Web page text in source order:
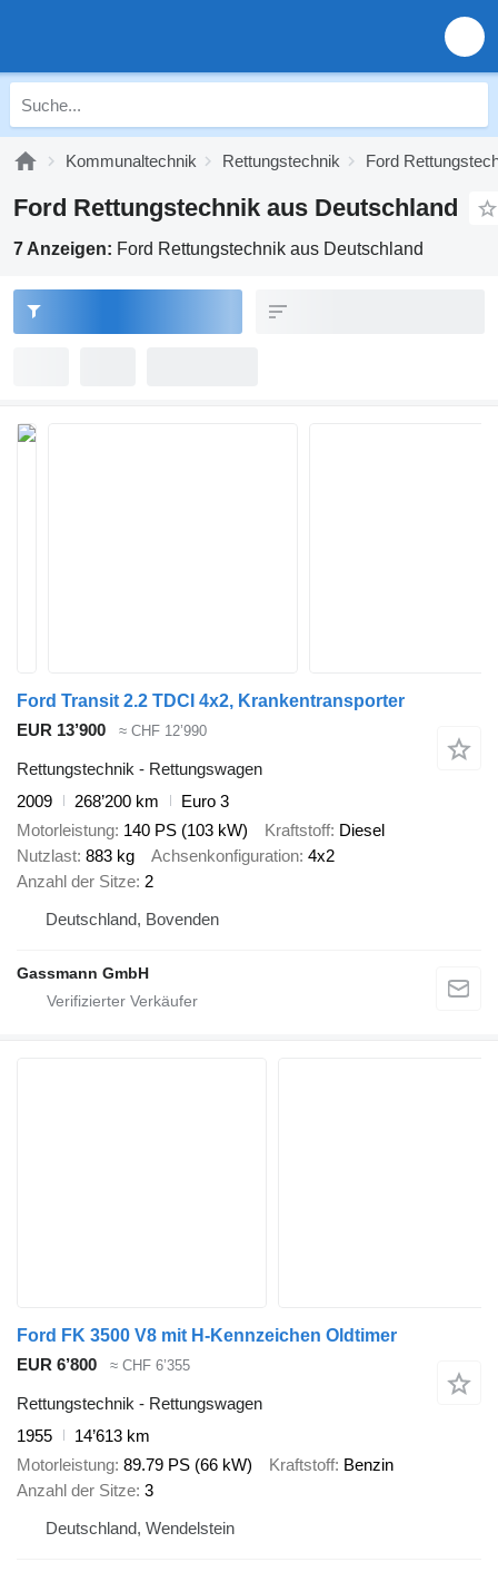
Kommunaltechnik Rettungstechnik Ford
Ford Rettungstechnik aus Deutschland
7 Anzeigen: Ford Rettungstechnik aus Deutschland
Ford Transit 2.2 TDCI 4x2, Krankentransporter
EUR 13’900
≈ CHF 12’990
Rettungstechnik - Rettungswagen
2009
268’200 km
Euro 3
Motorleistung 140 PS (103 kW) Kraftstoff Diesel
Nutzlast 883 kg Achsenkonfiguration 4x2
Anzahl der Sitze 2
Deutschland, Bovenden
Gassmann GmbH
Ford FK 3500 V8 mit H-Kennzeichen Oldtimer
EUR 6’800
≈ CHF 6’355
Rettungstechnik - Rettungswagen
1955
14’613 km
Motorleistung 89.79 PS (66 kW) Kraftstoff Benzin
Anzahl der Sitze 3
Deutschland, Wendelstein